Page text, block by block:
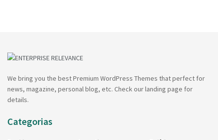
We bring you the best Premium WordPress Themes that perfect for
news, magazine, personal blog, etc. Check our landing page for
details.
Categorias